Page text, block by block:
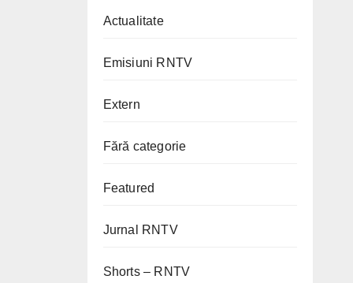
Actualitate
Emisiuni RNTV
Extern
Fără categorie
Featured
Jurnal RNTV
Shorts – RNTV